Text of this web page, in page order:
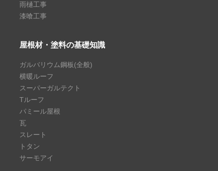
雨樋工事
漆喰工事
屋根材・塗料の基礎知識
ガルバリウム鋼板(全般)
横暖ルーフ
スーパーガルテクト
Tルーフ
パミール屋根
瓦
スレート
トタン
サーモアイ